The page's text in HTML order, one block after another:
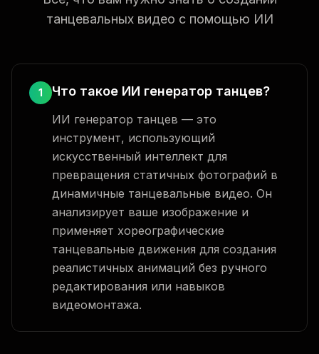
танцевальных видео с помощью ИИ
1 Что такое ИИ генератор танцев?
ИИ генератор танцев — это
инструмент, использующий
искусственный интеллект для
превращения статичных фотографий в
динамичные танцевальные видео. Он
анализирует ваше изображение и
применяет хореографические
танцевальные движения для создания
реалистичных анимаций без ручного
редактирования или навыков
видеомонтажа.